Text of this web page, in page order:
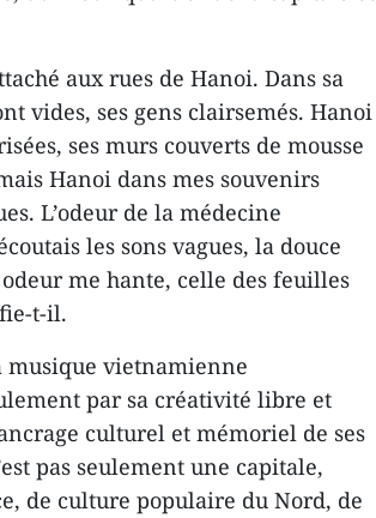
aux rues de Hanoi. Dans sa
vides, ses gens clairsemés. Hanoi
ses murs couverts de mousse
Hanoi dans mes souvenirs
L’odeur de la médecine
les sons vagues, la douce
me hante, celle des feuilles
t-il.
musique vietnamienne
par sa créativité libre et
culturel et mémoriel de ses
pas seulement une capitale,
de culture populaire du Nord, de